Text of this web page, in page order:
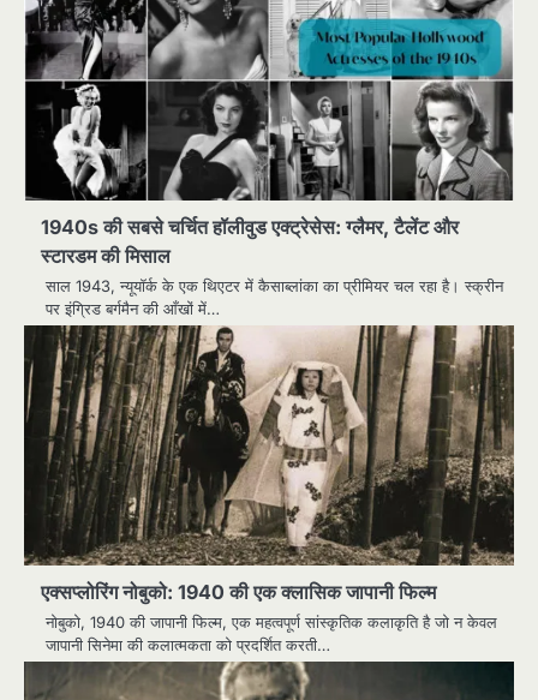
1940s की सबसे चर्चित हॉलीवुड एक्ट्रेसेस: ग्लैमर, टैलेंट और
स्टारडम की मिसाल
साल 1943, न्यूयॉर्क के एक थिएटर में कैसाब्लांका का प्रीमियर चल रहा है। स्क्रीन
पर इंग्रिड बर्गमैन की आँखों में…
एक्सप्लोरिंग नोबुको: 1940 की एक क्लासिक जापानी फिल्म
नोबुको, 1940 की जापानी फिल्म, एक महत्वपूर्ण सांस्कृतिक कलाकृति है जो न केवल
जापानी सिनेमा की कलात्मकता को प्रदर्शित करती…